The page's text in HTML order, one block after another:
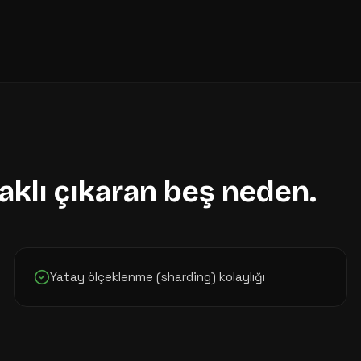
çıkaran beş neden.
Yatay ölçeklenme (sharding) kolaylığı